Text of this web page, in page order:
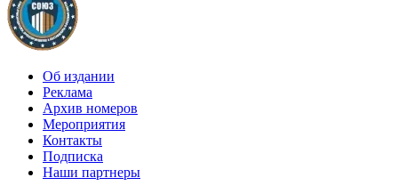
Об издании
Реклама
Архив номеров
Мероприятия
Контакты
Подписка
Наши партнеры